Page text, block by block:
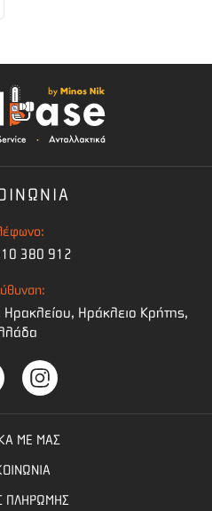
380 912
Ηράκλειο Κρήτης,
ΜΕ ΜΑΣ
ΠΛΗΡΩΜΗΣ